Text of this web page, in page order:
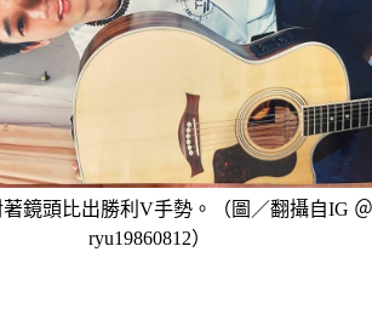
鏡頭比出勝利V手勢。（圖／翻攝自IG ＠
ryu19860812）